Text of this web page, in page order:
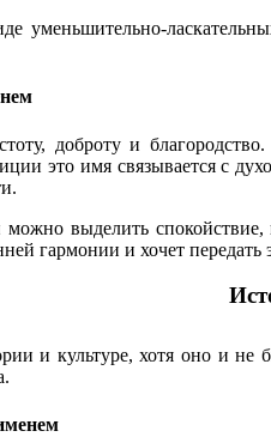
уменьшительно-
доброту и
это имя связывается с
выделить спокойствие,
гармонии и хочет передать
и культуре, хотя оно и не